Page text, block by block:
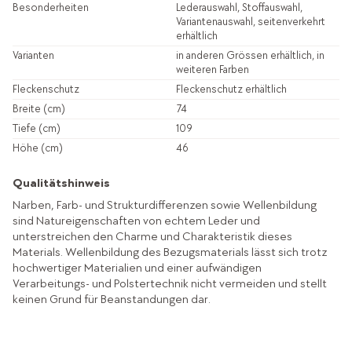
Besonderheiten
Lederauswahl, Stoffauswahl,
Variantenauswahl, seitenverkehrt
erhältlich
Varianten
in anderen Grössen erhältlich, in
weiteren Farben
Fleckenschutz
Fleckenschutz erhältlich
Breite (cm)
74
Tiefe (cm)
109
Höhe (cm)
46
Qualitätshinweis
Narben, Farb- und Strukturdifferenzen sowie Wellenbildung
sind Natureigenschaften von echtem Leder und
unterstreichen den Charme und Charakteristik dieses
Materials. Wellenbildung des Bezugsmaterials lässt sich trotz
hochwertiger Materialien und einer aufwändigen
Verarbeitungs- und Polstertechnik nicht vermeiden und stellt
keinen Grund für Beanstandungen dar.